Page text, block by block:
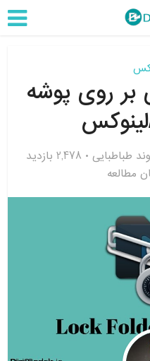
بر روی پوشه
طباطبایی
2,478 بازدید